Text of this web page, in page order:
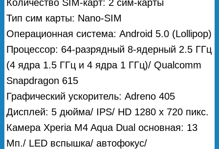
Количество SIM-карт: 2 сим-карты
Тип сим карты: Nano-SIM
Операционная система: Android 5.0 (Lollipop)
Процессор: 64-разрядный 8-ядерный 2.5 ГГц
(4 ядра 1.5 ГГц и 4 ядра 1 ГГц)/ Qualcomm
Snapdragon 615
Графический ускоритель: Adreno 405
Дисплей: 5 дюйма/ IPS/ HD 1280 x 720 пикс.
Камера Xperia M4 Aqua Dual основная: 13
Мп./ LED вспышка/ автофокус/